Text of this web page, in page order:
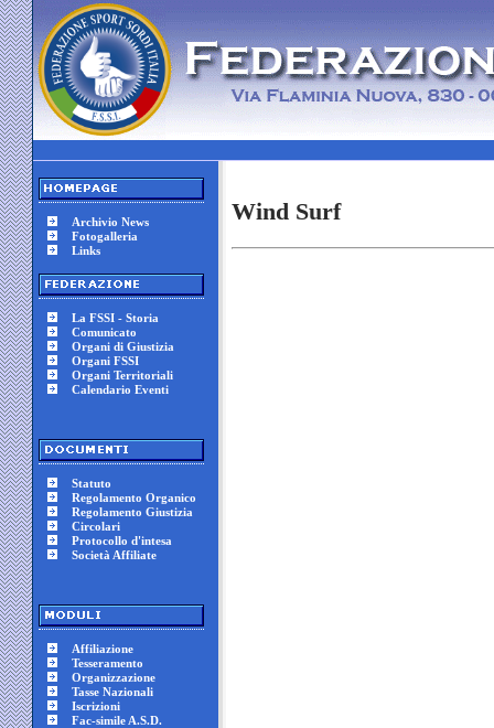
Archivio News
Fotogalleria
Links
La FSSI - Storia
Comunicato
Organi di Giustizia
Organi FSSI
Organi Territoriali
Calendario Eventi
Statuto
Regolamento Organico
Regolamento Giustizia
Circolari
Protocollo d'intesa
Società Affiliate
Affiliazione
Tesseramento
Organizzazione
Tasse Nazionali
Iscrizioni
Fac-simile A.S.D.
Wind Surf